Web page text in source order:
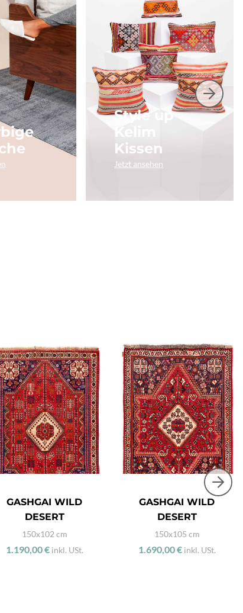
Style up
Kelim
Kissen
Jetzt ansehen
GASHGAI WILD
DESERT
150x102 cm
1.190,00 € inkl. USt.
GASHGAI WILD
DESERT
150x105 cm
1.690,00 € inkl. USt.